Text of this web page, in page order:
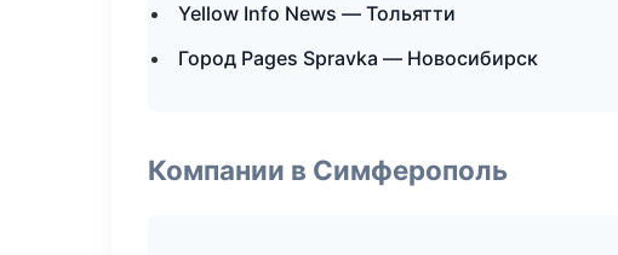
Yellow Info News — Тольятти
Город Pages Spravka — Новосибирск
Компании в Симферополь